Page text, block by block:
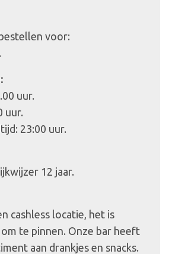
voor:
uur.
uur.
23:00 uur.
12 jaar.
cashless locatie, het is
te pinnen. Onze bar heeft
aan drankjes en snacks.